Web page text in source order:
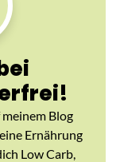
Blog
Ernährung
Low Carb,